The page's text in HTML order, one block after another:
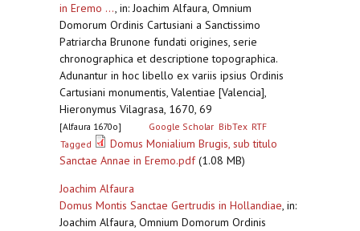
in Eremo ..., in: Joachim Alfaura, Omnium
Domorum Ordinis Cartusiani a Sanctissimo
Patriarcha Brunone fundati origines, serie
chronographica et descriptione topographica.
Adunantur in hoc libello ex variis ipsius Ordinis
Cartusiani monumentis, Valentiae [Valencia],
Hieronymus Vilagrasa, 1670, 69
[Alfaura 1670o] Google Scholar BibTex RTF
Tagged
Domus Monialium Brugis, sub titulo
Sanctae Annae in Eremo.pdf(1.08 MB)
Joachim Alfaura
Domus Montis Sanctae Gertrudis in Hollandiae, in:
Joachim Alfaura, Omnium Domorum Ordinis